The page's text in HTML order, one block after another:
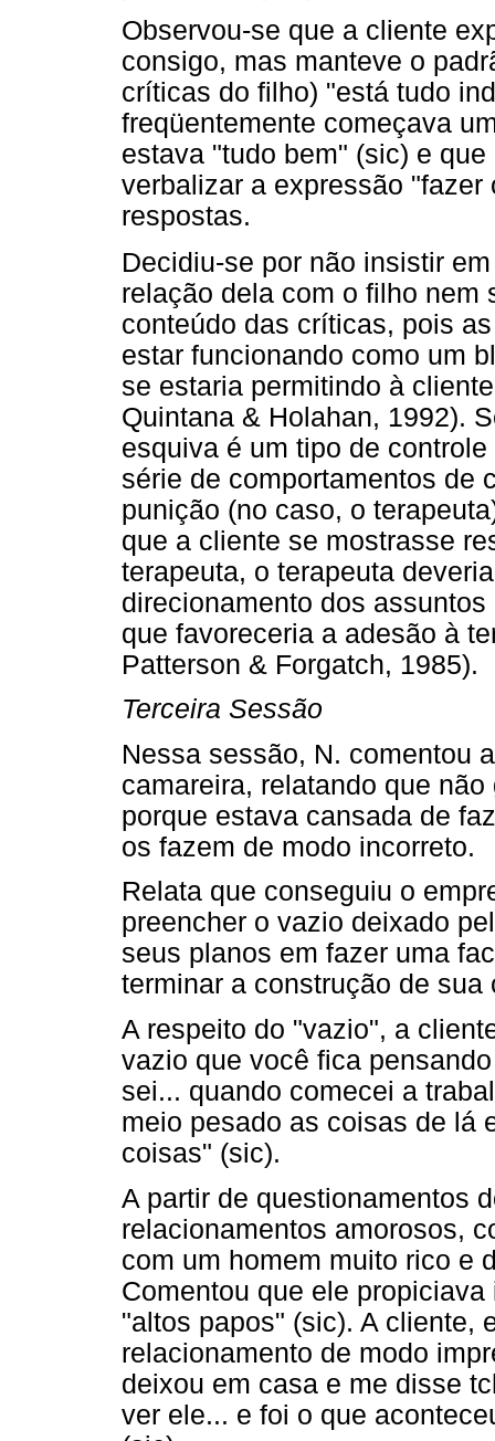
Observou-se que a cliente
consigo, mas manteve o
críticas do filho) "está tudo
freqüentemente começava
estava "tudo bem" (sic) e
verbalizar a expressão
respostas.
Decidiu-se por não insistir
relação dela com o filho nem
conteúdo das críticas, pois
estar funcionando como um
se estaria permitindo à
Quintana & Holahan, 1992).
esquiva é um tipo de
série de comportamentos de
punição (no caso, o
que a cliente se mostrasse
terapeuta, o terapeuta
direcionamento dos
que favoreceria a adesão à
Patterson & Forgatch, 1985).
Terceira Sessão
Nessa sessão, N. comentou
camareira, relatando que
porque estava cansada de
os fazem de modo incorreto.
Relata que conseguiu o
preencher o vazio deixado
seus planos em fazer uma
terminar a construção de sua
A respeito do "vazio", a
vazio que você fica
sei... quando comecei a
meio pesado as coisas de lá
coisas" (sic).
A partir de questionamentos
relacionamentos amorosos,
com um homem muito rico e
Comentou que ele
"altos papos" (sic). A cliente,
relacionamento de modo
deixou em casa e me disse
ver ele... e foi o que